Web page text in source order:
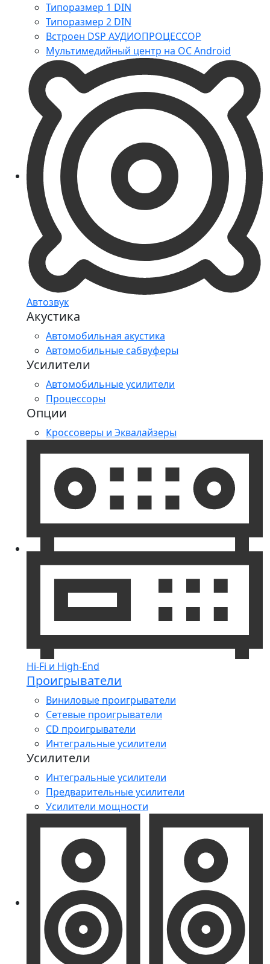
Типоразмер 1 DIN
Типоразмер 2 DIN
Встроен DSP АУДИОПРОЦЕССОР
Мультимедийный центр на ОС Android
Автозвук
Акустика
Автомобильная акустика
Автомобильные сабвуферы
Усилители
Автомобильные усилители
Процессоры
Опции
Кроссоверы и Эквалайзеры
Hi-Fi и High-End
Проигрыватели
Виниловые проигрыватели
Сетевые проигрыватели
CD проигрыватели
Интегральные усилители
Усилители
Интегральные усилители
Предварительные усилители
Усилители мощности